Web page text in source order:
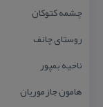
چشمه كتوكان
روستای چانف
ناحیه بمپور
هامون جازموریان